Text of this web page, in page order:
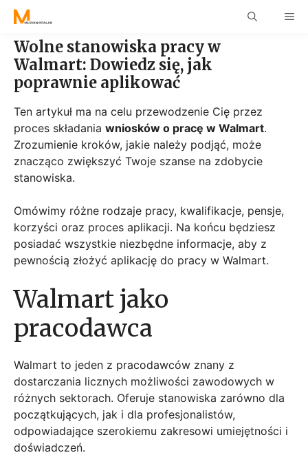
Skip
content
Wolne stanowiska pracy w
Walmart: Dowiedz się, jak
poprawnie aplikować
Ten artykuł ma na celu przewodzenie Cię przez
proces składania wniosków o pracę w Walmart.
Zrozumienie kroków, jakie należy podjąć, może
znacząco zwiększyć Twoje szanse na zdobycie
stanowiska.
Omówimy różne rodzaje pracy, kwalifikacje, pensje,
korzyści oraz proces aplikacji. Na końcu będziesz
posiadać wszystkie niezbędne informacje, aby z
pewnością złożyć aplikację do pracy w Walmart.
Walmart jako
pracodawca
Walmart to jeden z pracodawców znany z
dostarczania licznych możliwości zawodowych w
różnych sektorach. Oferuje stanowiska zarówno dla
początkujących, jak i dla profesjonalistów,
odpowiadające szerokiemu zakresowi umiejętności i
doświadczeń.